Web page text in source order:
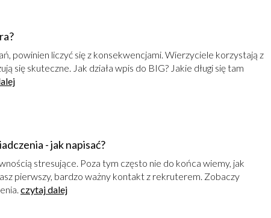
powinien liczyć się z konsekwencjami. Wierzyciele korzystają z
się skuteczne. Jak działa wpis do BIG? Jakie długi się tam
- jak napisać?
stresujące. Poza tym często nie do końca wiemy, jak
pierwszy, bardzo ważny kontakt z rekruterem. Zobaczy
czytaj dalej